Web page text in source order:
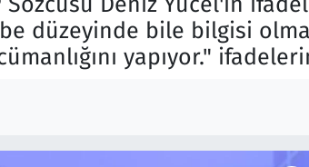
düzeyinde bile bilgisi
yapıyor."